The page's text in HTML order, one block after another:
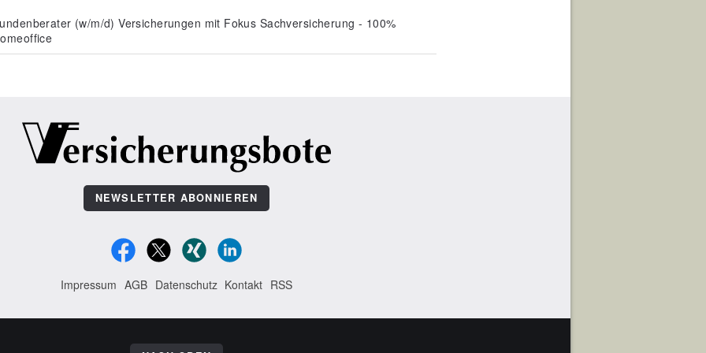
(w/m/d) Versicherungen mit Fokus Sachversicherung - 100%
NEWSLETTER ABONNIEREN
Impressum AGB Datenschutz Kontakt RSS